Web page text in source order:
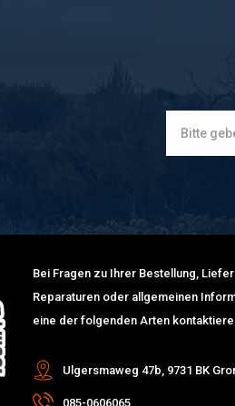
Bei Fragen zu Ihrer Bestellung,
Reparaturen oder allgemeinen
eine der folgenden Arten
Ulgersmaweg 47b, 9731 BK
085-0606065